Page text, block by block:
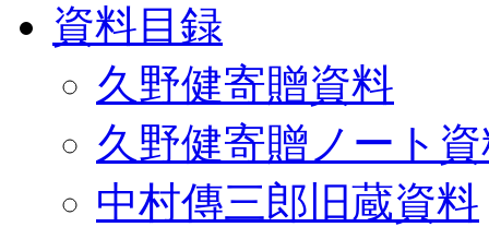
資料目録
久野健寄贈資料
久野健寄贈ノート
中村傳三郎旧蔵資料